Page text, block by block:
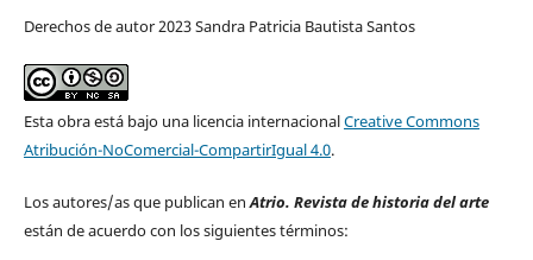
Derechos de autor 2023 Sandra Patricia Bautista Santos
Esta obra está bajo una licencia internacionalCreative Commons
Atribución-NoComercial-CompartirIgual 4.0.
Los autores/as que publican enAtrio. Revista de historia del arte
están de acuerdo con los siguientes términos: